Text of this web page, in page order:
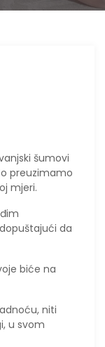
šumovi
preuzimamo
mjeri.
da
biće na
niti
u svom